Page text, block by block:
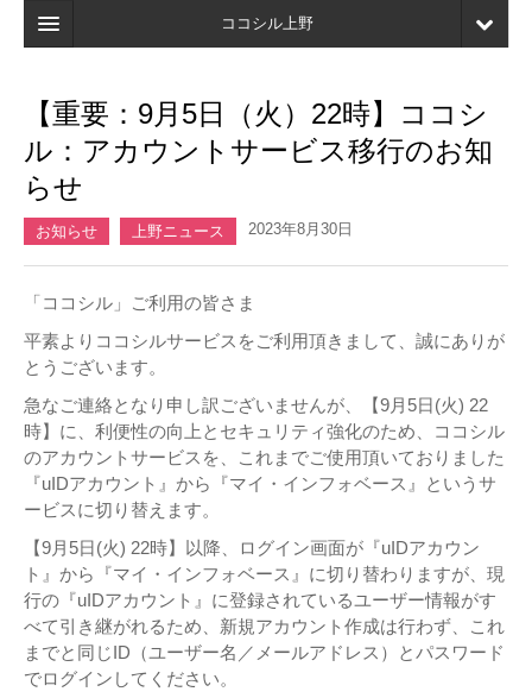
ココシル上野
検索
店舗・施設最新情報
口コミ
マイページ
ブックマーク
【重要：9月5日（火）22時】ココシ
ル：アカウントサービス移行のお知
らせ
お知らせ 上野ニュース 2023年8月30日
「ココシル」ご利用の皆さま
平素よりココシルサービスをご利用頂きまして、誠にありが
とうございます。
急なご連絡となり申し訳ございませんが、【9月5日(火) 22
時】に、利便性の向上とセキュリティ強化のため、ココシル
のアカウントサービスを、これまでご使用頂いておりました
『uIDアカウント』から『マイ・インフォベース』というサ
ービスに切り替えます。
【9月5日(火) 22時】以降、ログイン画面が『uIDアカウン
ト』から『マイ・インフォベース』に切り替わりますが、現
行の『uIDアカウント』に登録されているユーザー情報がす
べて引き継がれるため、新規アカウント作成は行わず、これ
までと同じID（ユーザー名／メールアドレス）とパスワード
でログインしてください。